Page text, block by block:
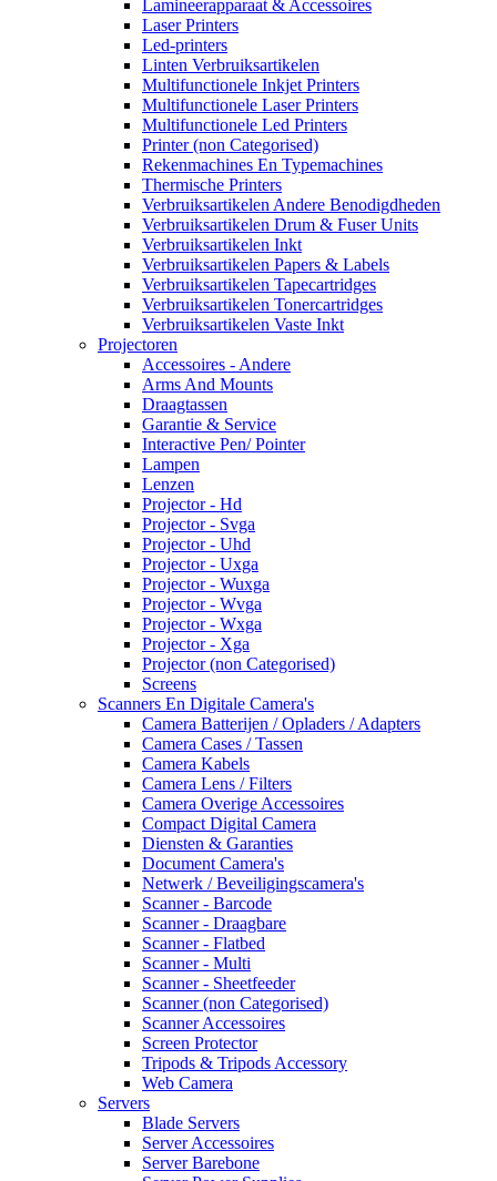
Lamineerapparaat & Accessoires
Laser Printers
Led-printers
Linten Verbruiksartikelen
Multifunctionele Inkjet Printers
Multifunctionele Laser Printers
Multifunctionele Led Printers
Printer (non Categorised)
Rekenmachines En Typemachines
Thermische Printers
Verbruiksartikelen Andere Benodigdheden
Verbruiksartikelen Drum & Fuser Units
Verbruiksartikelen Inkt
Verbruiksartikelen Papers & Labels
Verbruiksartikelen Tapecartridges
Verbruiksartikelen Tonercartridges
Verbruiksartikelen Vaste Inkt
Projectoren
Accessoires - Andere
Arms And Mounts
Draagtassen
Garantie & Service
Interactive Pen/ Pointer
Lampen
Lenzen
Projector - Hd
Projector - Svga
Projector - Uhd
Projector - Uxga
Projector - Wuxga
Projector - Wvga
Projector - Wxga
Projector - Xga
Projector (non Categorised)
Screens
Scanners En Digitale Camera's
Camera Batterijen / Opladers / Adapters
Camera Cases / Tassen
Camera Kabels
Camera Lens / Filters
Camera Overige Accessoires
Compact Digital Camera
Diensten & Garanties
Document Camera's
Netwerk / Beveiligingscamera's
Scanner - Barcode
Scanner - Draagbare
Scanner - Flatbed
Scanner - Multi
Scanner - Sheetfeeder
Scanner (non Categorised)
Scanner Accessoires
Screen Protector
Tripods & Tripods Accessory
Web Camera
Servers
Blade Servers
Server Accessoires
Server Barebone